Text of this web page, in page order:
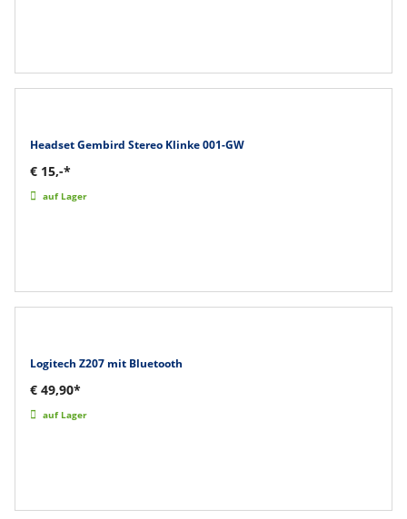
Headset Gembird Stereo Klinke 001-GW
€ 15,-*
auf Lager
Logitech Z207 mit Bluetooth
€ 49,90*
auf Lager